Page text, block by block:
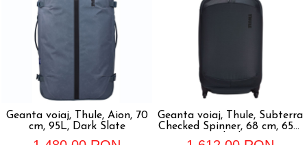
Geanta voiaj, Thule, Aion, 70
cm, 95L, Dark Slate
Geanta voiaj, Thule, Subterra
Checked Spinner, 68 cm, 65L,